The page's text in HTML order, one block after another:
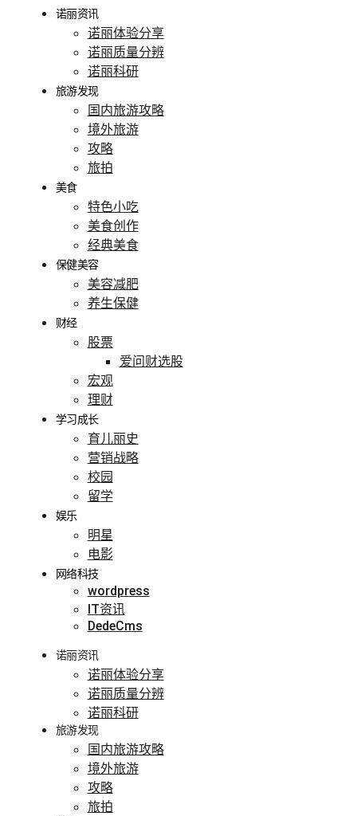
诺丽资讯
诺丽体验分享
诺丽质量分辨
诺丽科研
旅游发现
国内旅游攻略
境外旅游
攻略
旅拍
美食
特色小吃
美食创作
经典美食
保健美容
美容减肥
养生保健
财经
股票
爱问财选股
宏观
理财
学习成长
育儿丽史
营销战略
校园
留学
娱乐
明星
电影
网络科技
wordpress
IT资讯
DedeCms
诺丽资讯
诺丽体验分享
诺丽质量分辨
诺丽科研
旅游发现
国内旅游攻略
境外旅游
攻略
旅拍